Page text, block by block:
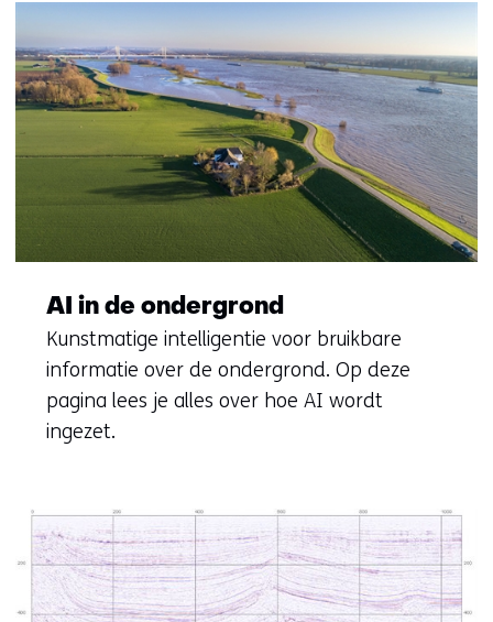
AI in de ondergrond
Kunstmatige intelligentie voor bruikbare
informatie over de ondergrond. Op deze
pagina lees je alles over hoe AI wordt
ingezet.